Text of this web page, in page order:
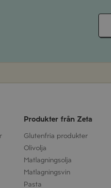
Produkter från Zeta
Glutenfria produkter
Olivolja
Matlagningsolja
Matlagningsvin
Pasta